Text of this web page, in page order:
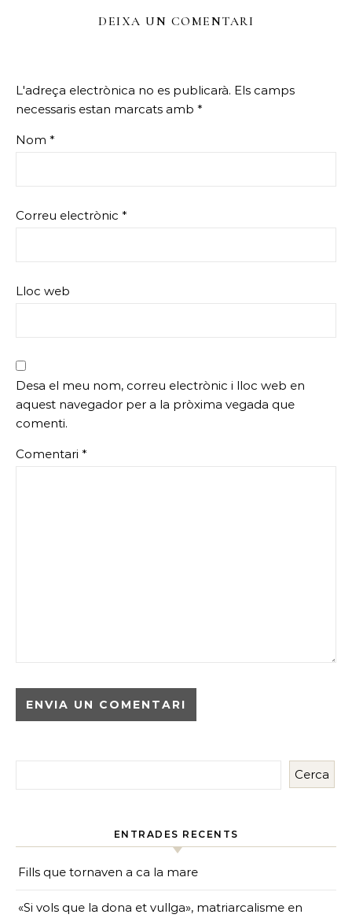
DEIXA UN COMENTARI
L'adreça electrònica no es publicarà. Els camps
necessaris estan marcats amb *
Nom *
Correu electrònic *
Lloc web
Desa el meu nom, correu electrònic i lloc web en
aquest navegador per a la pròxima vegada que
comenti.
Comentari *
Cerca
ENTRADES RECENTS
Fills que tornaven a ca la mare
«Si vols que la dona et vullga», matriarcalisme en